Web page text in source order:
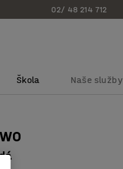
02/ 48 214 712
Škola Naše služby